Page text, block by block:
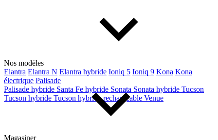
Nos modèles
Elantra Elantra N Elantra hybride Ioniq 5 Ioniq 9 Kona Kona
électrique Palisade
Palisade hybride Santa Fe hybride Sonata Sonata hybride Tucson
Tucson hybride Tucson hybride rechargeable Venue
Magasiner